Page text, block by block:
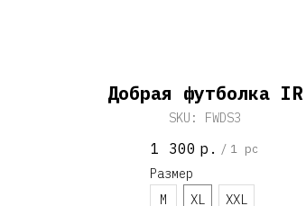
Добрая футболка IR
SKU: FWDS3
1 300 р. / 1 pc
Размер
M
XL XXL